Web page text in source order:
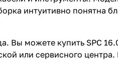
интуитивно понятна
Вы можете купить SPC
или сервисного